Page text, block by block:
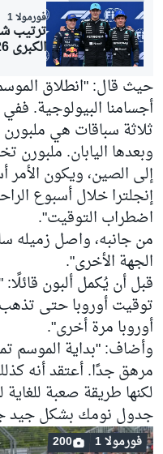
فورمولا 1
ترتيب
الكبرى 2026
حيث قال: "انطلاق
أجسامنا البيولوجية.
ثلاثة سباقات هي
وبعدها اليابان. ملبورن
إلى الصين، ويكون الأمر
إنجلترا خلال أسبوع
اضطراب التوقيت".
من جانبه، واصل زميله
الجهة الأخرى".
قبل أن يُكمل ألبون
توقيت أوروبا حتى تذهب
أوروبا مرة أخرى".
وأضاف: "بداية الموسم
مرهق جدًا. أعتقد أنه
لكنها طريقة صعبة
جدول نومك بشكل جيد
فورمولا 1 200